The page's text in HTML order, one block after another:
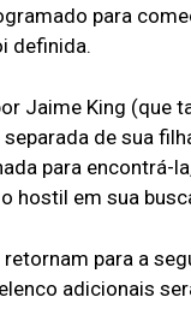
para
definida.
Jaime King (que
de sua
para
hostil em sua
para a
adicionais